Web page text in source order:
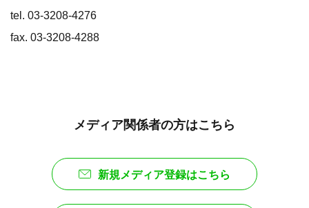
tel. 03-3208-4276
fax. 03-3208-4288
メディア関係者の方はこちら
新規メディア登録はこちら